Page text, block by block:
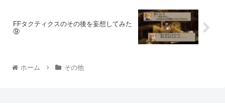
FFタクティクスのその後を妄想してみた
⑨
ホーム その他